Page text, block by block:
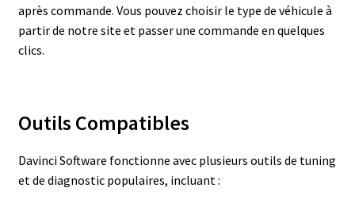
après commande. Vous pouvez choisir le type de véhicule à
partir de notre site et passer une commande en quelques
clics.
Outils Compatibles
Davinci Software fonctionne avec plusieurs outils de tuning
et de diagnostic populaires, incluant :